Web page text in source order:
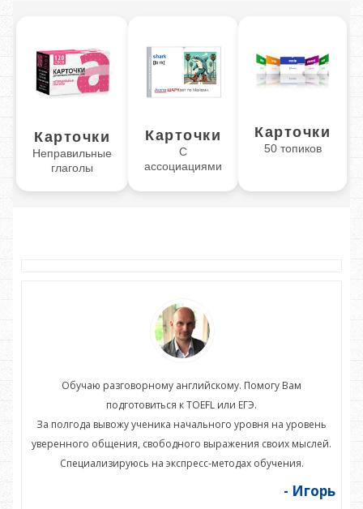
Карточки
Неправильные
глаголы
Карточки
С
ассоциациями
Карточки
50 топиков
Обучаю разговорному английскому. Помогу Вам
подготовиться к TOEFL или ЕГЭ.
За полгода вывожу ученика начального уровня на уровень
уверенного общения, свободного выражения своих мыслей.
Специализируюсь на экспресс-методах обучения.
- Игорь